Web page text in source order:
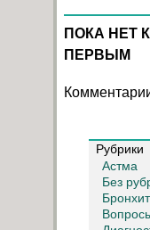
ПОКА НЕТ
ПЕРВЫМ
Рубрики
Астма
Без
Бронхит